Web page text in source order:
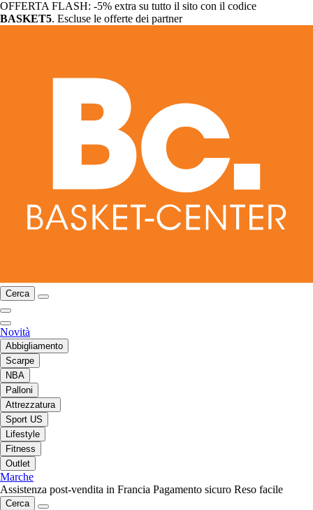
OFFERTA FLASH: -5% extra su tutto il sito con il codice
BASKET5. Escluse le offerte dei partner
Cerca
Novità
Abbigliamento
Scarpe
NBA
Palloni
Attrezzatura
Sport US
Lifestyle
Fitness
Outlet
Marche
Assistenza post-vendita in Francia Pagamento sicuro Reso facile
Cerca